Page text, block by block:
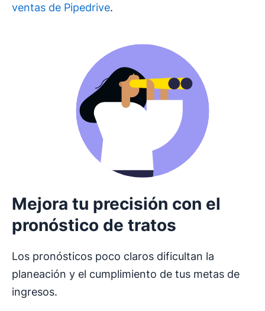
ventas de Pipedrive.
Mejora tu precisión con el
pronóstico de tratos
Los pronósticos poco claros dificultan la
planeación y el cumplimiento de tus metas de
ingresos.